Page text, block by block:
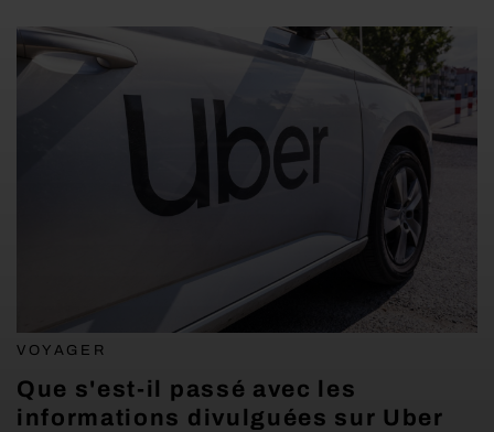
VOYAGER
Que s'est-il passé avec les
informations divulguées sur Uber